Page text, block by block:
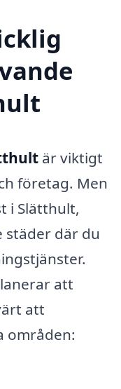
är viktigt
företag. Men
i Slätthult,
där du
att
att
områden: